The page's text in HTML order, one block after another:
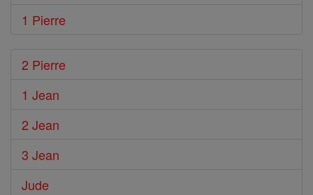
1 Pierre
2 Pierre
1 Jean
2 Jean
3 Jean
Jude